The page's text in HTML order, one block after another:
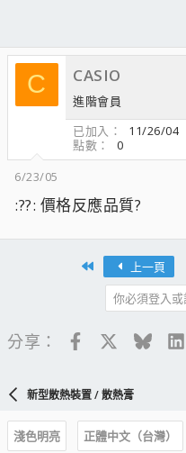
C CASIO
進階會員
已加入
11/26/04
點數
0
6/23/05
:??: 價格反應品質?
上一頁
你必須登入或
分享： Facebook
新型散熱裝置 / 散熱膏
淺色明亮
正體中文（台灣）